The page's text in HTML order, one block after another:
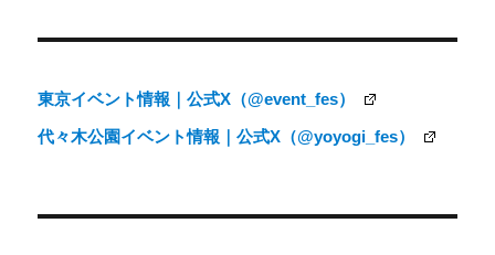
東京イベント情報｜公式X（@event_fes）
代々木公園イベント情報｜公式X（@yoyogi_fes）